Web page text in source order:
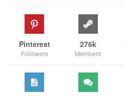
Pinterest
Followers
276k
Members